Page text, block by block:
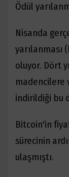
Ödül
Nisanda
yarılanması
oluyor. Dört
madencilere
indirildiği bu
Bitcoin'in
sürecinin
ulaşmıştı.